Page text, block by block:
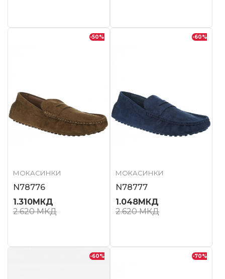
-50%
МОКАСИНКИ
N78776
1.310МКД
2.620МКД
-60%
МОКАСИНКИ
N78777
1.048МКД
2.620МКД
-60% -70%